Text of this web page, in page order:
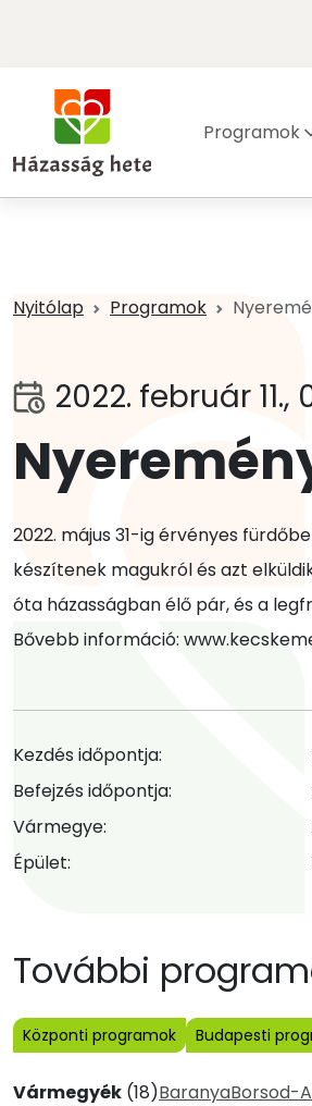
Programok
Nyitólap Programok
2022. február 11.,
2022. május 31-ig érvényes
készítenek magukról és azt
óta házasságban élő pár, és a
Bővebb információ:
Kezdés időpontja:
Befejzés időpontja:
Vármegye:
Épület:
További
Központi programok Budapesti
Vármegyék (18)BaranyaBorsod-